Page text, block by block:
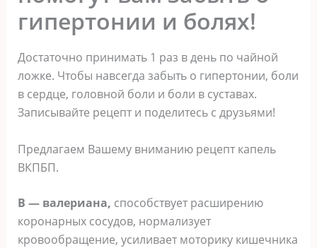
гипертонии и болях!
Достаточно принимать 1 раз в день по чайной
ложке. Чтобы навсегда забыть о гипертонии, боли
в сердце, головной боли и боли в суставах.
Записывайте рецепт и поделитесь с друзьями!
Предлагаем Вашему вниманию рецепт капель
ВКПБП.
В — валериана, способствует расширению
коронарных сосудов, нормализует
кровообращение, усиливает моторику кишечника